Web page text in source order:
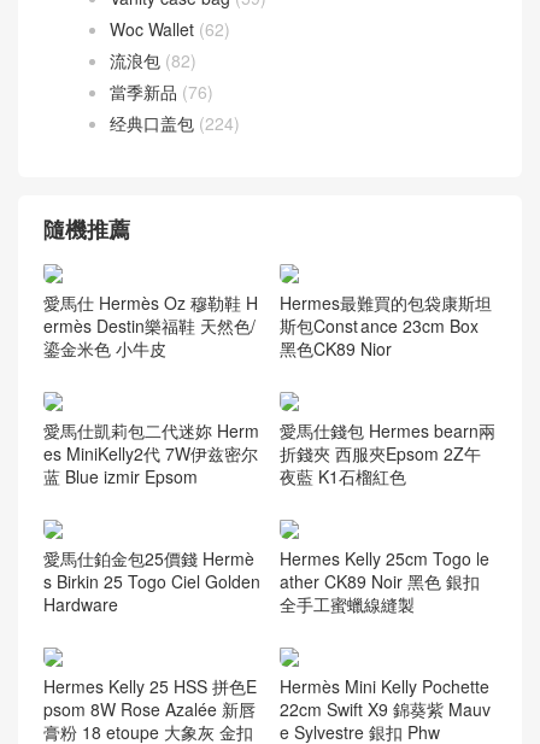
Taurillion Novillo
Taurillon Clemence 皮
Togo leather (12)
尼羅鱷魚 兩點 Nilo crocodile
愛馬仕 腰帶
ysl niki bag(55)
香奈兒(741)
Vanity case bag
Woc Wallet(62)
流浪包(82)
隨機推薦
愛馬仕 Hermès Oz 穆勒鞋 H
Hermes最難買的包袋康斯坦